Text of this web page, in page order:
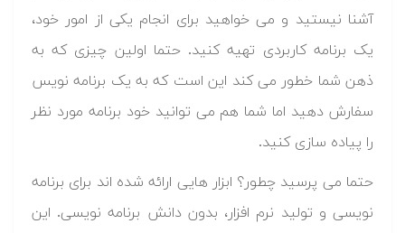
آشنا نیستید و می خواهید برای انجام یکی از امور خود،
یک برنامه کاربردی تهیه کنید. حتما اولین چیزی که به
ذهن شما خطور می کند این است که به یک برنامه نویس
سفارش دهید اما شما هم می توانید خود برنامه مورد نظر
را پیاده سازی کنید.
حتما می پرسید چطور؟ ابزار هایی ارائه شده اند برای برنامه
نویسی و تولید نرم افزار، بدون دانش برنامه نویسی. این